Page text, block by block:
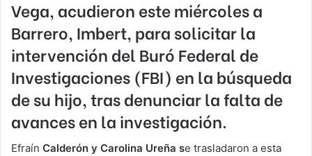
Vega, acudieron este miércoles a
Barrero, Imbert, para solicitar la
intervención del Buró Federal de
Investigaciones (FBI) en la búsqueda
de su hijo, tras denunciar la falta de
avances en la investigación.
Efraín Calderón y Carolina Ureña se trasladaron a esta